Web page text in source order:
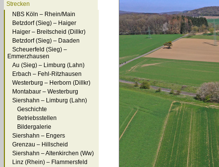
Strecken
NBS Köln – Rhein/Main
Betzdorf (Sieg) – Haiger
Haiger – Breitscheid (Dillkr)
Betzdorf (Sieg) – Daaden
Scheuerfeld (Sieg) –
Emmerzhausen
Au (Sieg) – Limburg (Lahn)
Erbach – Fehl-Ritzhausen
Westerburg – Herborn (Dillkr)
Montabaur – Westerburg
Siershahn – Limburg (Lahn)
Geschichte
Betriebsstellen
Bildergalerie
Siershahn – Engers
Grenzau – Hillscheid
Siershahn – Altenkirchen (Ww)
Linz (Rhein) – Flammersfeld